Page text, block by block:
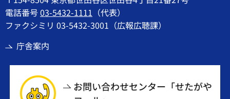
電話番号03-5432-1111 （代表）
ファクシミリ 03-5432-3001（広報広聴課）
庁舎案内
お問い合わせセンター「せたがや